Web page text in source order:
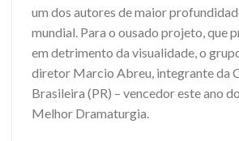
um dos autores de maior
mundial. Para o ousado projeto, que
em detrimento da visualidade, o
diretor Marcio Abreu, integrante da
Brasileira (PR) – vencedor este ano
Melhor Dramaturgia.